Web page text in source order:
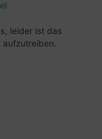
leider ist das
aufzutreiben.